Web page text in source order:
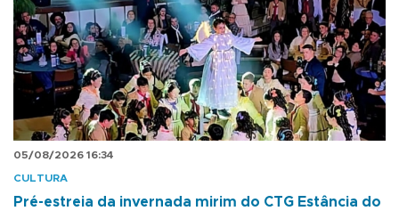
05/08/2026 16:34
CULTURA
Pré-estreia da invernada mirim do CTG Estância do